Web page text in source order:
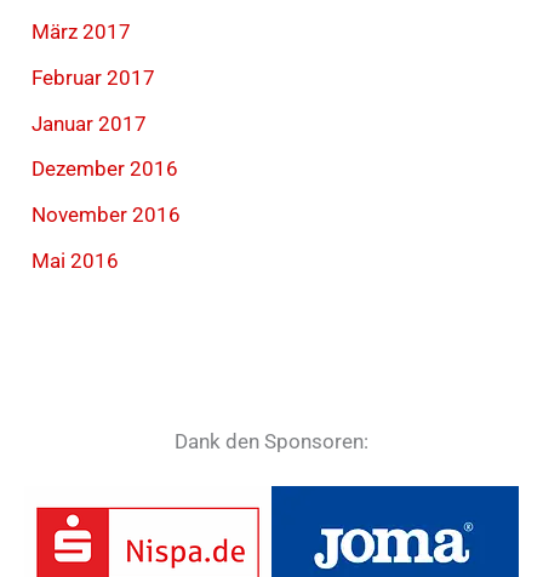
März 2017
Februar 2017
Januar 2017
Dezember 2016
November 2016
Mai 2016
Dank den Sponsoren: